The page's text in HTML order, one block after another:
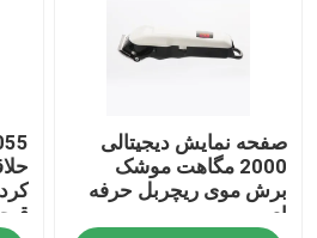
صفحه نمایش دیجیتالی
2000 مگاهت موشک
برش موی ریچربل حرفه
ای